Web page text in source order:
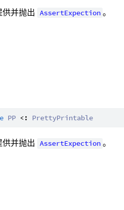
并抛出 AssertExpection 。
PP <: PrettyPrintable
并抛出 AssertExpection 。